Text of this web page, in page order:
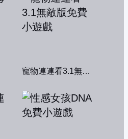
寵物連連看3.1無敵版